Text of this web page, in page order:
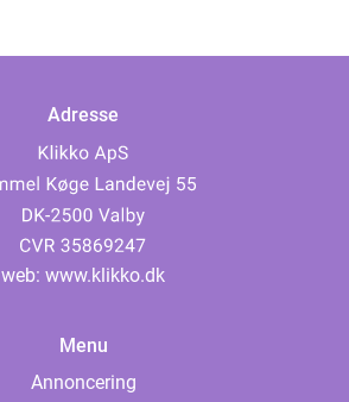
Adresse
web: www.klikko.dk
Menu
Annoncering